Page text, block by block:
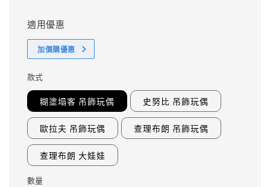
適用優惠
加價購優惠
款式
糊塗塌客 吊飾玩偶 史努比 吊飾玩偶
歐拉夫 吊飾玩偶 查理布朗 吊飾玩偶
查理布朗 大娃娃
數量